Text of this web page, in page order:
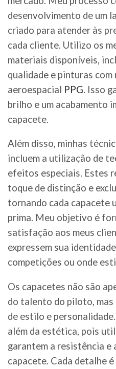
desenvolvimento de um
criado para atender às
cada cliente. Utilizo os
materiais disponíveis,
qualidade e pinturas
aeroespacial PPG. Isso
brilho e um acabamento
capacete.
Além disso, minhas
incluem a utilização de
efeitos especiais. Estes
toque de distinção e
tornando cada capacete
prima. Meu objetivo é
satisfação aos meus
expressem sua
competições ou onde
Os capacetes não são
do talento do piloto, mas
de estilo e
além da estética, pois
garantem a resistência e
capacete. Cada detalhe